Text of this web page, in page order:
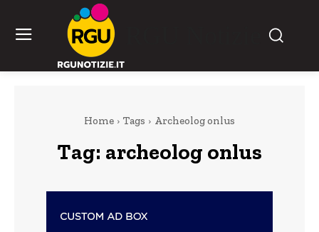
Home Tags Archeolog onlus
Tag: archeolog onlus